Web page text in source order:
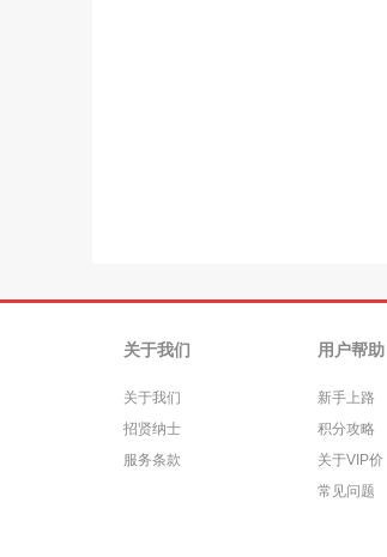
关于我们
关于我们
招贤纳士
服务条款
用户帮助
新手上路
积分攻略
关于VIP价
常见问题